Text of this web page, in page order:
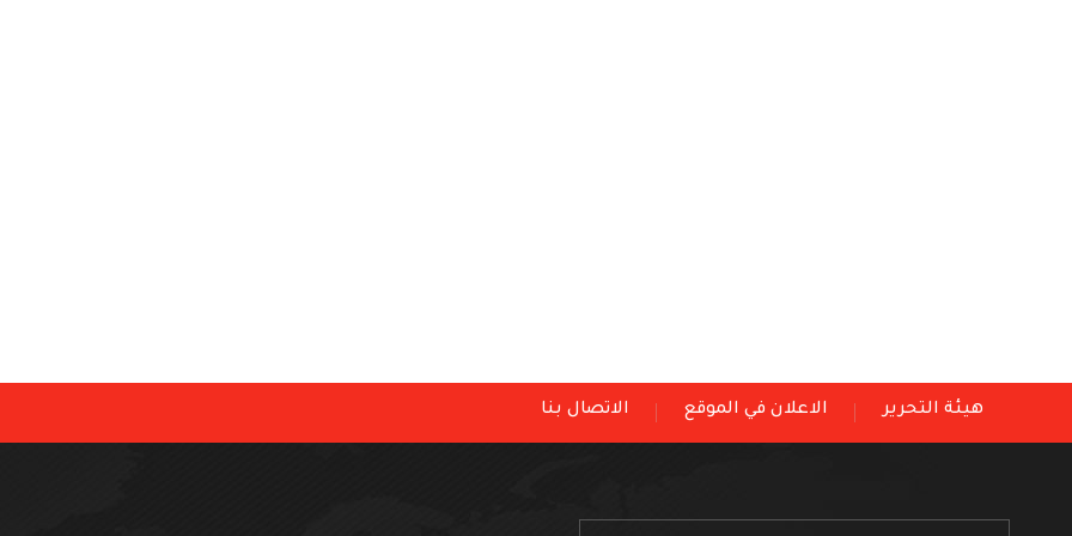
هيئة التحرير الاعلان في الموقع الاتصال بنا